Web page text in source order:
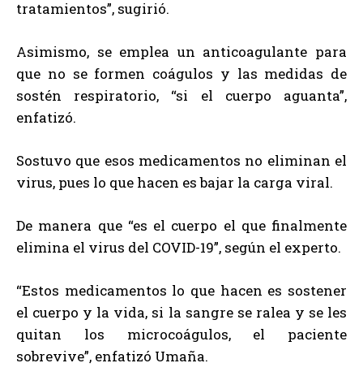
tratamientos”, sugirió.
Asimismo, se emplea un anticoagulante para
que no se formen coágulos y las medidas de
sostén respiratorio, “si el cuerpo aguanta”,
enfatizó.
Sostuvo que esos medicamentos no eliminan el
virus, pues lo que hacen es bajar la carga viral.
De manera que “es el cuerpo el que finalmente
elimina el virus del COVID-19”, según el experto.
“Estos medicamentos lo que hacen es sostener
el cuerpo y la vida, si la sangre se ralea y se les
quitan los microcoágulos, el paciente
sobrevive”, enfatizó Umaña.